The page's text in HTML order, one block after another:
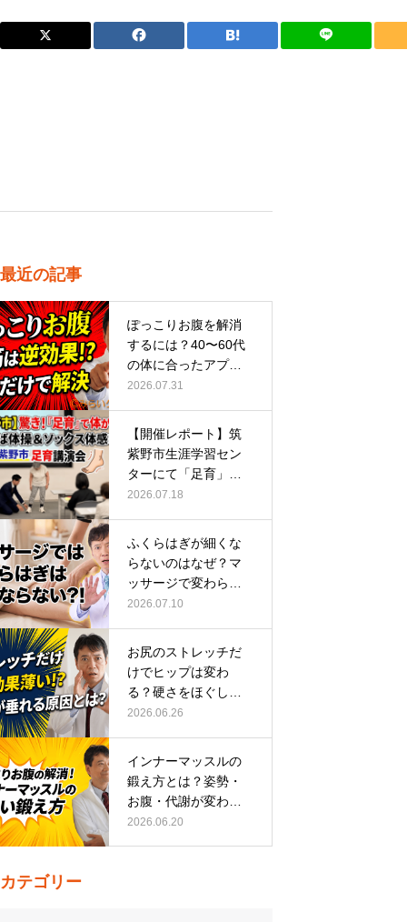
最近の記事
ぽっこりお腹を解消
するには？40〜60代
の体に合ったアプロ
ーチ
2026.07.31
【開催レポート】筑
紫野市生涯学習セン
ターにて「足育」講
演会に登壇し…
2026.07.18
ふくらはぎが細くな
らないのはなぜ？マ
ッサージで変わらな
い根本原因
2026.07.10
お尻のストレッチだ
けでヒップは変わ
る？硬さをほぐして
整える正しい方…
2026.06.26
インナーマッスルの
鍛え方とは？姿勢・
お腹・代謝が変わる
トレーニング…
2026.06.20
カテゴリー